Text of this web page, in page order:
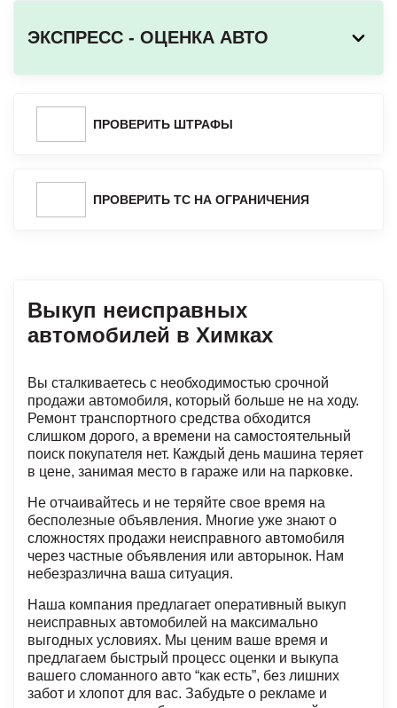
Выкуп неисправных
автомобилей в Химках
Вы сталкиваетесь с необходимостью срочной
продажи автомобиля, который больше не на ходу.
Ремонт транспортного средства обходится
слишком дорого, а времени на самостоятельный
поиск покупателя нет. Каждый день машина теряет
в цене, занимая место в гараже или на парковке.
Не отчаивайтесь и не теряйте свое время на
бесполезные объявления. Многие уже знают о
сложностях продажи неисправного автомобиля
через частные объявления или авторынок. Нам
небезразлична ваша ситуация.
Наша компания предлагает оперативный выкуп
неисправных автомобилей на максимально
выгодных условиях. Мы ценим ваше время и
предлагаем быстрый процесс оценки и выкупа
вашего сломанного авто “как есть”, без лишних
забот и хлопот для вас. Забудьте о рекламе и
ЭКСПРЕСС - ОЦЕНКА АВТО
ПРОВЕРИТЬ ШТРАФЫ
ПРОВЕРИТЬ ТС НА ОГРАНИЧЕНИЯ